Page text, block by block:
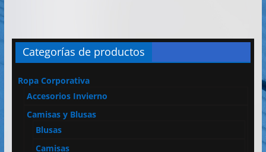
Categorías de productos
Ropa Corporativa
Accesorios Invierno
Camisas y Blusas
Blusas
Camisas